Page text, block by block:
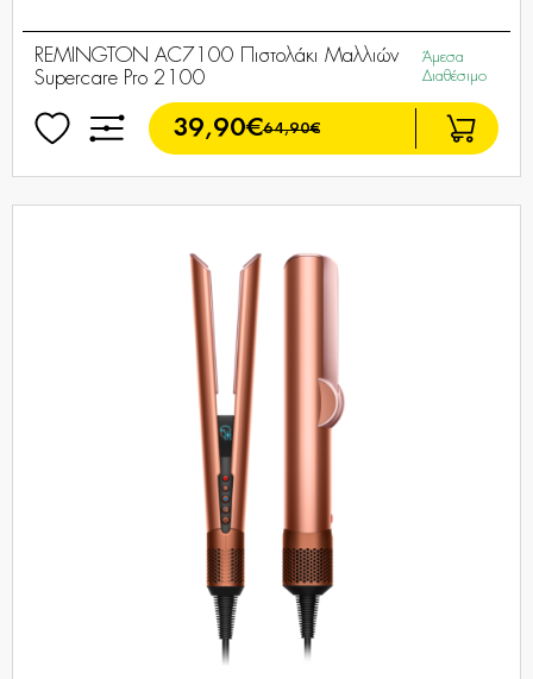
REMINGTON AC7100 Πιστολάκι Μαλλιών
Supercare Pro 2100
Άμεσα
Διαθέσιμο
39,90€64,90€